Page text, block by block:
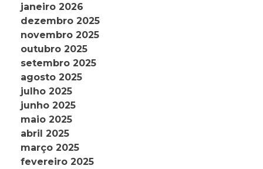
janeiro 2026
dezembro 2025
novembro 2025
outubro 2025
setembro 2025
agosto 2025
julho 2025
junho 2025
maio 2025
abril 2025
março 2025
fevereiro 2025